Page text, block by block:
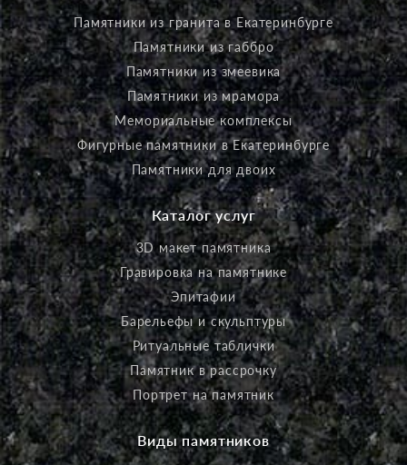
Памятники из гранита в Екатеринбурге
Памятники из габбро
Памятники из змеевика
Памятники из мрамора
Мемориальные комплексы
Фигурные памятники в Екатеринбурге
Памятники для двоих
Каталог услуг
3D макет памятника
Гравировка на памятнике
Эпитафии
Барельефы и скульптуры
Ритуальные таблички
Памятник в рассрочку
Портрет на памятник
Виды памятников